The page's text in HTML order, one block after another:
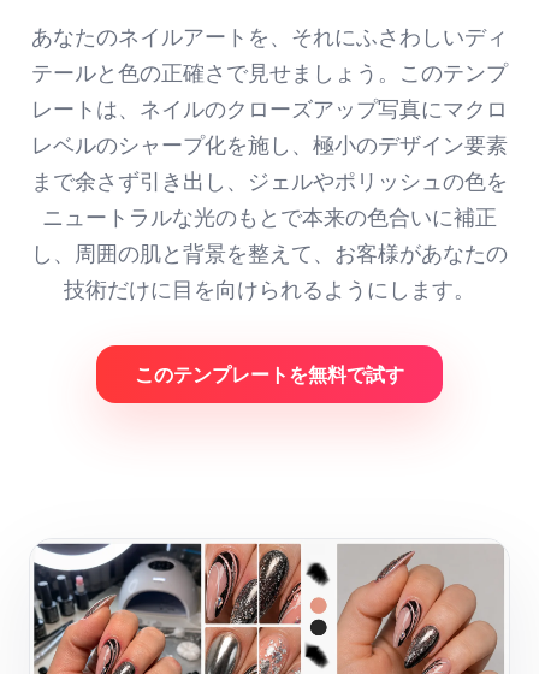
あなたのネイルアートを、それにふさわしいディ
テールと色の正確さで見せましょう。このテンプ
レートは、ネイルのクローズアップ写真にマクロ
レベルのシャープ化を施し、極小のデザイン要素
まで余さず引き出し、ジェルやポリッシュの色を
ニュートラルな光のもとで本来の色合いに補正
し、周囲の肌と背景を整えて、お客様があなたの
技術だけに目を向けられるようにします。
このテンプレートを無料で試す